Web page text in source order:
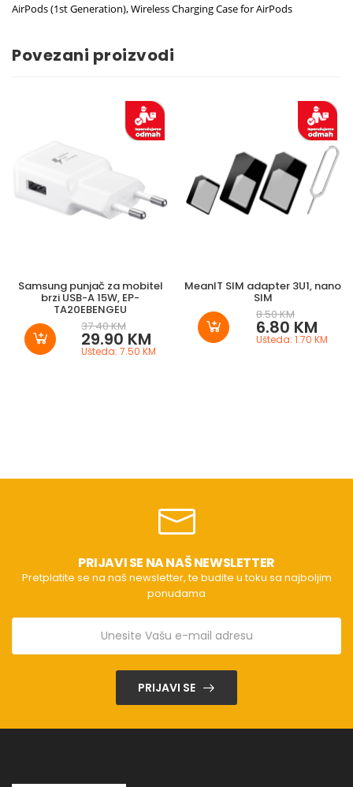
AirPods (1st Generation), Wireless Charging Case for AirPods
Povezani proizvodi
Samsung punjač za mobitel
brzi USB-A 15W, EP-
TA20EBENGEU
37.40 KM
29.90 KM
Ušteda: 7.50 KM
MeanIT SIM adapter 3U1, nano
SIM
8.50 KM
6.80 KM
Ušteda: 1.70 KM
PRIJAVI SE NA NAŠ NEWSLETTER
Pretplatite se na naš newsletter, te budite u toku sa najboljim
ponudama
PRIJAVI SE